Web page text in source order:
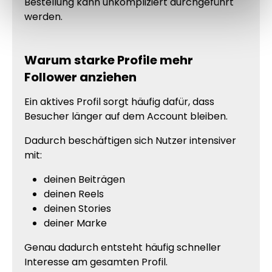
werden.
Warum starke Profile mehr
Follower anziehen
Ein aktives Profil sorgt häufig dafür, dass
Besucher länger auf dem Account bleiben.
Dadurch beschäftigen sich Nutzer intensiver
mit:
deinen Beiträgen
deinen Reels
deinen Stories
deiner Marke
Genau dadurch entsteht häufig schneller
Interesse am gesamten Profil.